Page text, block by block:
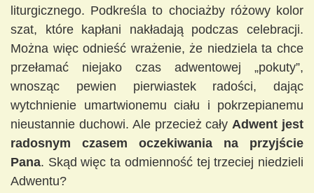
liturgicznego. Podkreśla to chociażby różowy kolor
szat, które kapłani nakładają podczas celebracji.
Można więc odnieść wrażenie, że niedziela ta chce
przełamać niejako czas adwentowej „pokuty”,
wnosząc pewien pierwiastek radości, dając
wytchnienie umartwionemu ciału i pokrzepianemu
nieustannie duchowi. Ale przecież całyAdwent jest
radosnym czasem oczekiwania na przyjście
Pana. Skąd więc ta odmienność tej trzeciej niedzieli
Adwentu?